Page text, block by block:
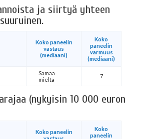
ja siirtyä yhteen
Koko paneelin
vastaus
(mediaani)
Koko
paneelin
varmuus
(mediaani)
Samaa
mieltä
7
(nykyisin 10 000 euron
Koko paneelin
Koko
paneelin